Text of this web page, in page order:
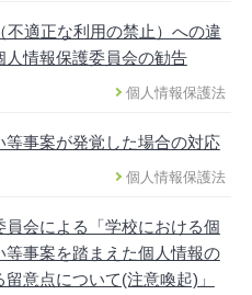
不適正な利用の禁止）への違
人情報保護委員会の勧告
個人情報保護法
等事案が発覚した場合の対応
個人情報保護法
員会による「学校における個
等事案を踏まえた個人情報の
意点について(注意喚起)」